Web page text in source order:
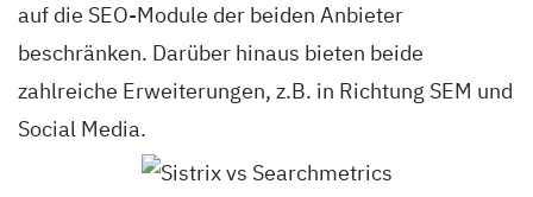
auf die SEO-Module der beiden Anbieter
beschränken. Darüber hinaus bieten beide
zahlreiche Erweiterungen, z.B. in Richtung SEM und
Social Media.